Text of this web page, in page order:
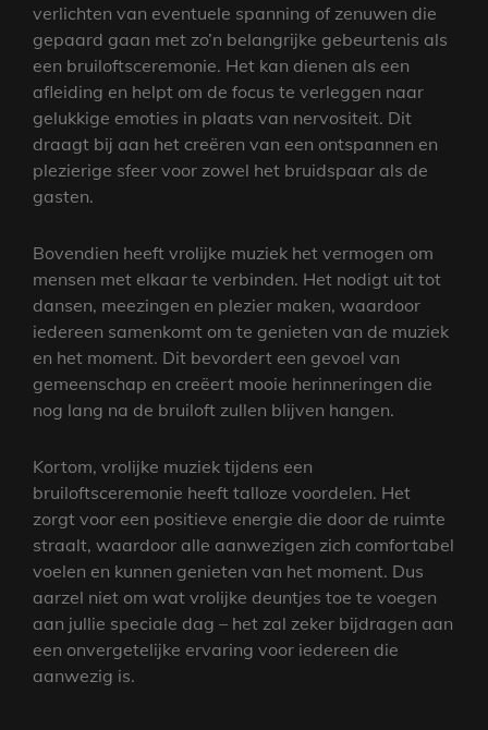
verlichten van eventuele spanning of zenuwen die
gepaard gaan met zo’n belangrijke gebeurtenis als
een bruiloftsceremonie. Het kan dienen als een
afleiding en helpt om de focus te verleggen naar
gelukkige emoties in plaats van nervositeit. Dit
draagt bij aan het creëren van een ontspannen en
plezierige sfeer voor zowel het bruidspaar als de
gasten.
Bovendien heeft vrolijke muziek het vermogen om
mensen met elkaar te verbinden. Het nodigt uit tot
dansen, meezingen en plezier maken, waardoor
iedereen samenkomt om te genieten van de muziek
en het moment. Dit bevordert een gevoel van
gemeenschap en creëert mooie herinneringen die
nog lang na de bruiloft zullen blijven hangen.
Kortom, vrolijke muziek tijdens een
bruiloftsceremonie heeft talloze voordelen. Het
zorgt voor een positieve energie die door de ruimte
straalt, waardoor alle aanwezigen zich comfortabel
voelen en kunnen genieten van het moment. Dus
aarzel niet om wat vrolijke deuntjes toe te voegen
aan jullie speciale dag – het zal zeker bijdragen aan
een onvergetelijke ervaring voor iedereen die
aanwezig is.